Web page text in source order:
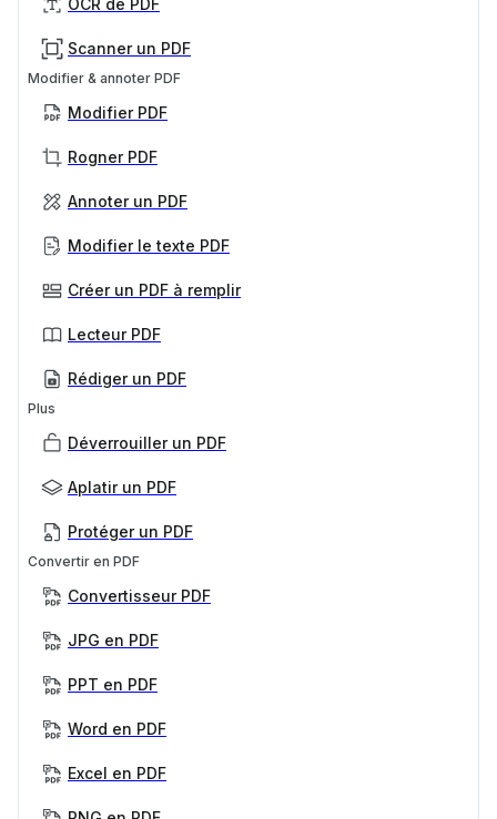
Scanner un PDF
Modifier & annoter PDF
Modifier PDF
Rogner PDF
Annoter un PDF
Modifier le texte PDF
Créer un PDF à remplir
Lecteur PDF
Rédiger un PDF
Plus
Déverrouiller un PDF
Aplatir un PDF
Protéger un PDF
Convertir en PDF
Convertisseur PDF
JPG en PDF
PPT en PDF
Word en PDF
Excel en PDF